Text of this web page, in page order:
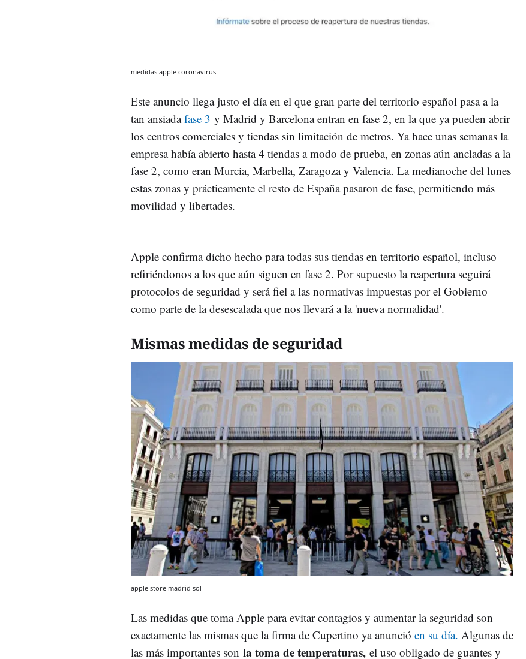
medidas apple coronavirus
Este anuncio llega justo el día en el que gran parte del territorio español pasa a la
tan ansiadafase 3 y Madrid y Barcelona entran en fase 2, en la que ya pueden abrir
los centros comerciales y tiendas sin limitación de metros. Ya hace unas semanas la
empresa había abierto hasta 4 tiendas a modo de prueba, en zonas aún ancladas a la
fase 2, como eran Murcia, Marbella, Zaragoza y Valencia. La medianoche del lunes
estas zonas y prácticamente el resto de España pasaron de fase, permitiendo más
movilidad y libertades.
Apple confirma dicho hecho para todas sus tiendas en territorio español, incluso
refiriéndonos a los que aún siguen en fase 2. Por supuesto la reapertura seguirá
protocolos de seguridad y será fiel a las normativas impuestas por el Gobierno
como parte de la desescalada que nos llevará a la 'nueva normalidad'.
Mismas medidas de seguridad
apple store madrid sol
Las medidas que toma Apple para evitar contagios y aumentar la seguridad son
exactamente las mismas que la firma de Cupertino ya anunció en su día. Algunas de
las más importantes son la toma de temperaturas, el uso obligado de guantes y